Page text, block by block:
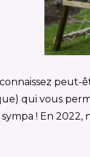
peut-
qui vous
sympa ! En